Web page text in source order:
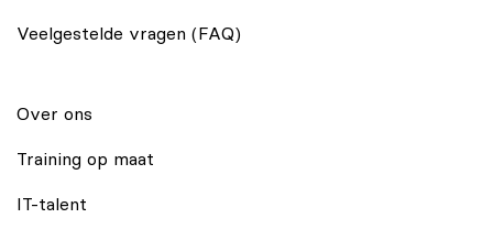
Veelgestelde vragen (FAQ)
Over ons
Training op maat
IT-talent